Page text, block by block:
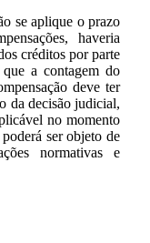
se aplique o prazo
haveria
créditos por parte
a contagem do
deve ter
da decisão judicial,
no momento
ser objeto de
normativas e